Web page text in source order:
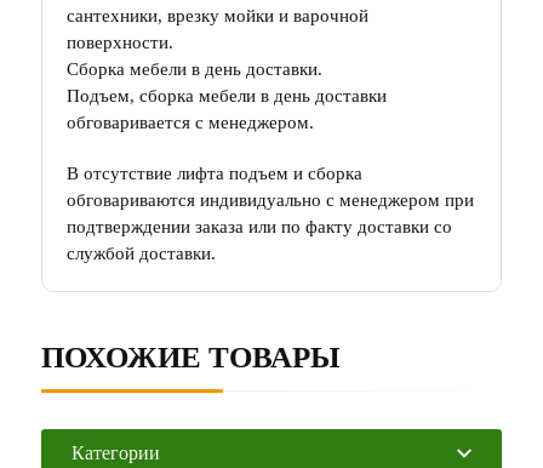
Категории
сантехники, врезку мойки и варочной
поверхности.
Сборка мебели в день доставки.
Подъем, сборка мебели в день доставки
обговаривается с менеджером.
В отсутствие лифта подъем и сборка
обговариваются индивидуально с менеджером при
подтверждении заказа или по факту доставки со
службой доставки.
ПОХОЖИЕ ТОВАРЫ